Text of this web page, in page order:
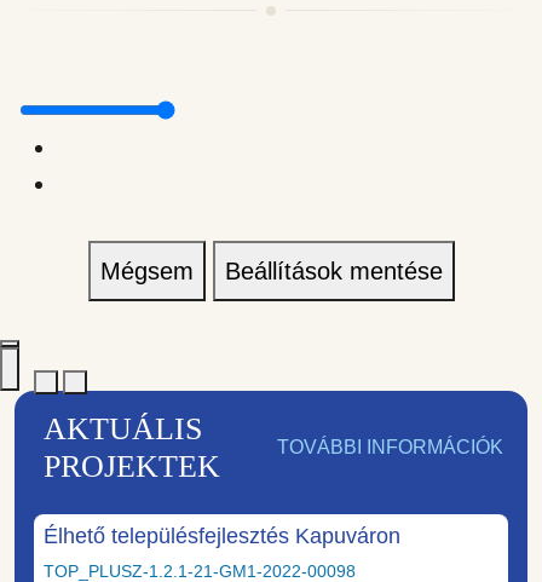
Mégsem Beállítások mentése
AKTUÁLIS
PROJEKTEK
TOVÁBBI INFORMÁCIÓK
Élhető településfejlesztés Kapuváron
TOP_PLUSZ-1.2.1-21-GM1-2022-00098